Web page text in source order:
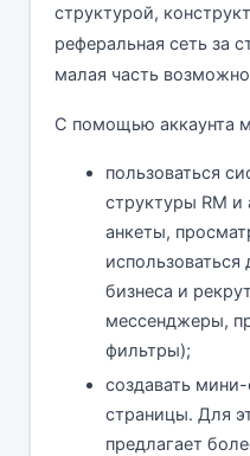
структурой,
реферальная сеть за
малая часть
С помощью аккаунта
пользоваться
структуры RM и
анкеты,
бизнеса и
мессенджеры,
фильтры);
создавать
страницы. Для
предлагает